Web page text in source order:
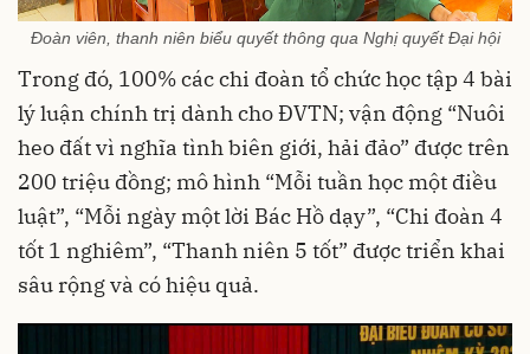
Đoàn viên, thanh niên biểu quyết thông qua Nghị quyết Đại hội
Trong đó, 100% các chi đoàn tổ chức học tập 4 bài
lý luận chính trị dành cho ĐVTN; vận động “Nuôi
heo đất vì nghĩa tình biên giới, hải đảo” được trên
200 triệu đồng; mô hình “Mỗi tuần học một điều
luật”, “Mỗi ngày một lời Bác Hồ dạy”, “Chi đoàn 4
tốt 1 nghiêm”, “Thanh niên 5 tốt” được triển khai
sâu rộng và có hiệu quả.